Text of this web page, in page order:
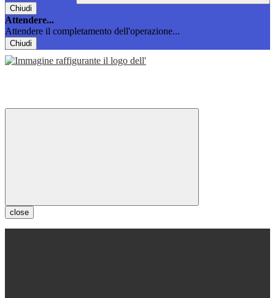
Chiudi
Attendere...
Attendere il completamento dell'operazione...
Chiudi
close